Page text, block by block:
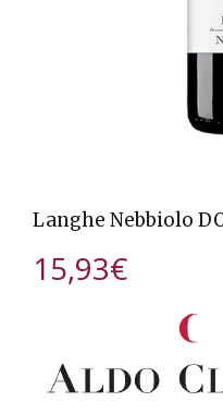
Langhe Nebbiolo
15,93€